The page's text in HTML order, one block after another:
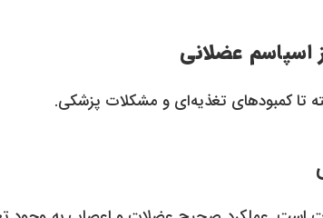
اسپاسم عضلانی
تا کمبودهای تغذیه‌ای و مشکلات پزشکی.